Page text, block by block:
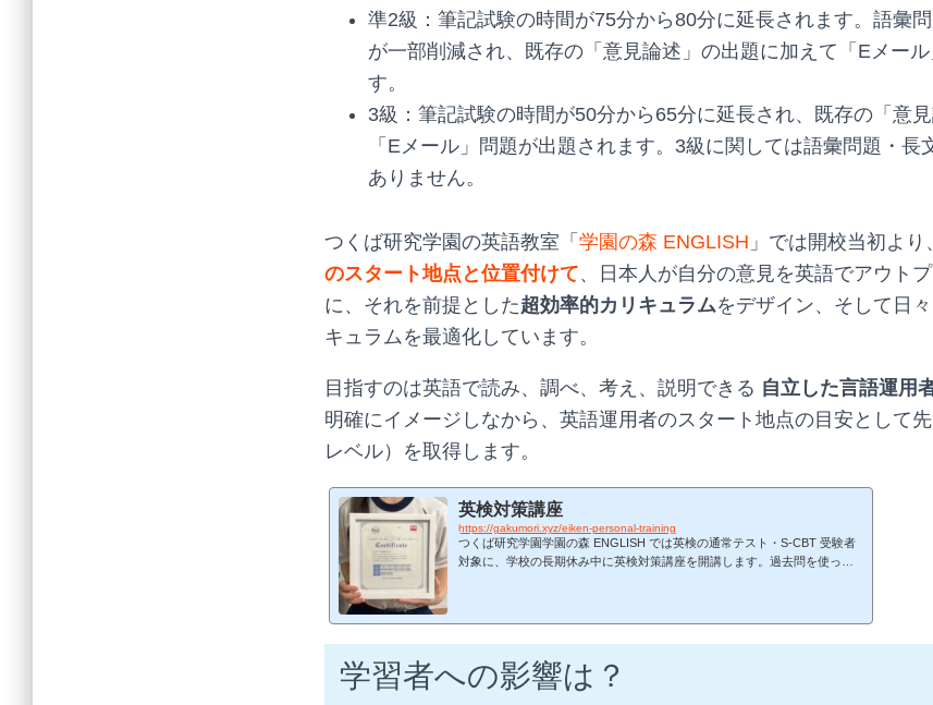
準2級：筆記試験の時間が75分から80分に延長されます。語彙
が一部削減され、既存の「意見論述」の出題に加えて「Eメー
す。
3級：筆記試験の時間が50分から65分に延長され、既存の「意
「Eメール」問題が出題されます。3級に関しては語彙問題・長
ありません。
つくば研究学園の英語教室「 学園の森 ENGLISH 」では開校当初より、
のスタート地点と位置付けて、日本人が自分の意見を英語でアウト
に、それを前提とした超効率的カリキュラムをデザイン、そして日
キュラムを最適化しています。
目指すのは英語で読み、調べ、考え、説明できる 自立した言語運用
明確にイメージしなから、英語運用者のスタート地点の目安として
レベル）を取得します。
英検対策講座
https://gakumori.xyz/eiken-personal-training
つくば研究学園学園の森 ENGLISH では英検の通常テスト・S-CBT 受験者
対象に、学校の長期休み中に英検対策講座を開講します。過去問を使った
験前までの学習管理の3点を行います...
学習者への影響は？